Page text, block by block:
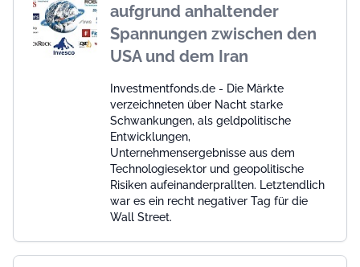
aufgrund anhaltender
Spannungen zwischen den
USA und dem Iran
Investmentfonds.de - Die Märkte
verzeichneten über Nacht starke
Schwankungen, als geldpolitische
Entwicklungen,
Unternehmensergebnisse aus dem
Technologiesektor und geopolitische
Risiken aufeinanderprallten. Letztendlich
war es ein recht negativer Tag für die
Wall Street.